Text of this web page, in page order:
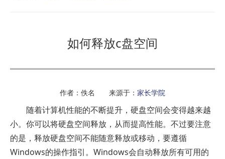
如何释放c盘空间
作者：佚名 来源于： 家长学院
随着计算机性能的不断提升，硬盘空间会变得越来越
小。你可以将硬盘空间释放，从而提高性能。不过要注意
的是，释放硬盘空间不能随意释放或移动，要遵循
Windows的操作指引。Windows会自动释放所有可用的